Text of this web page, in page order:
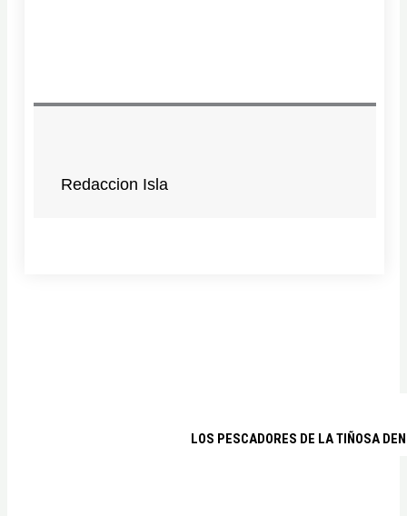
Redaccion Isla
LOS PESCADORES DE LA TIÑOSA